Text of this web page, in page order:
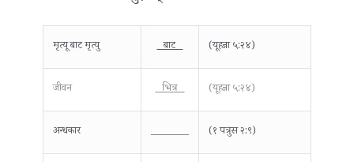
मृत्यू बाट मृत्यु बाट (यूहन्ना ५:२४)
जीवन भित्र (यूहन्ना ५:२४)
अन्धकार ________ (१ पत्रुस २:९)